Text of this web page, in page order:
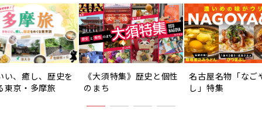
い、癒し、歴史を
東京・多摩旅
《大須特集》歴史と個性
のまち
名古屋名物「なご
し」特集